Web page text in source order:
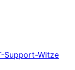
Support-Witze